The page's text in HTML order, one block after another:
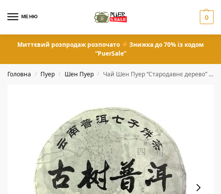
МЕНЮ 0
Миттєвий розпродаж розпочато
Знижка до 70% із кодом
“PuerSale”
Головна / Пуер / Шен Пуер / Чай Шен Пуер “Стародавнє дерево” 357 грам